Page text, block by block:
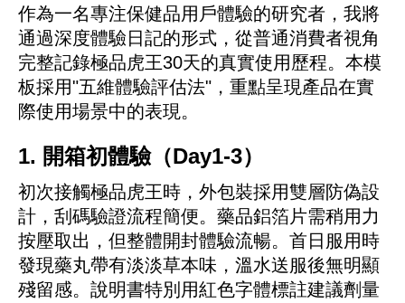
作為一名專注保健品用戶體驗的研究者，我將
通過深度體驗日記的形式，從普通消費者視角
完整記錄極品虎王30天的真實使用歷程。本模
板採用"五維體驗評估法"，重點呈現產品在實
際使用場景中的表現。
1. 開箱初體驗（Day1-3）
初次接觸極品虎王時，外包裝採用雙層防偽設
計，刮碼驗證流程簡便。藥品鋁箔片需稍用力
按壓取出，但整體開封體驗流暢。首日服用時
發現藥丸帶有淡淡草本味，溫水送服後無明顯
殘留感。說明書特別用紅色字體標註建議劑量